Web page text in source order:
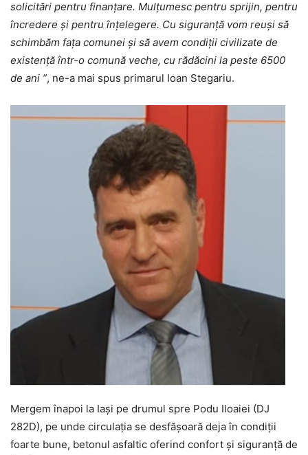
solicitări pentru finanțare. Mulțumesc pentru sprijin, pentru
încredere și pentru înțelegere. Cu siguranță vom reuși să
schimbăm fața comunei și să avem condiții civilizate de
existență într-o comună veche, cu rădăcini la peste 6500
de ani ”, ne-a mai spus primarul Ioan Stegariu.
Mergem înapoi la Iași pe drumul spre Podu Iloaiei (DJ
282D), pe unde circulația se desfășoară deja în condiții
foarte bune, betonul asfaltic oferind confort și siguranță de